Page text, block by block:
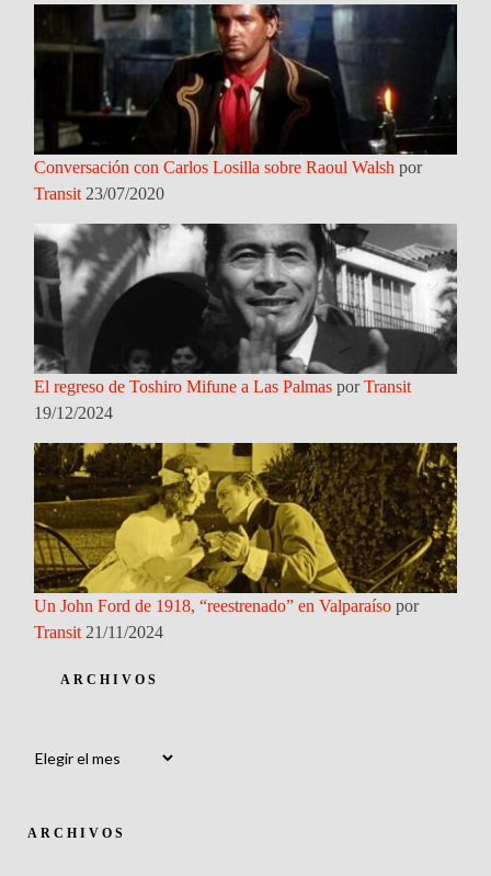
Conversación con Carlos Losilla sobre Raoul Walsh por
Transit 23/07/2020
El regreso de Toshiro Mifune a Las Palmas porTransit
19/12/2024
Un John Ford de 1918, “reestrenado” en Valparaíso por
Transit 21/11/2024
ARCHIVOS
ARCHIVOS